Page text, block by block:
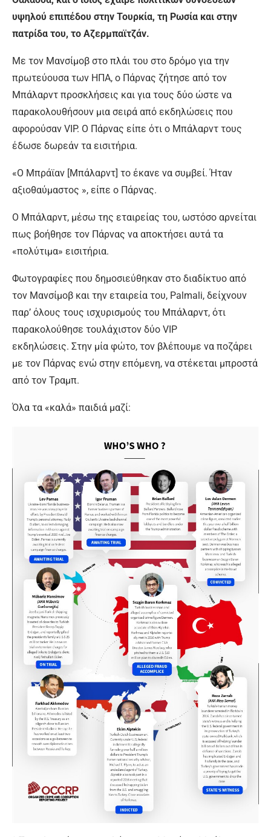
υψηλού επιπέδου στην Τουρκία, τη Ρωσία και στην
πατρίδα του, το Αζερμπαϊτζάν.
Με τον Μανσίμοβ στο πλάι του στο δρόμο για την
πρωτεύουσα των ΗΠΑ, ο Πάρνας ζήτησε από τον
Μπάλαρντ προσκλήσεις και για τους δύο ώστε να
παρακολουθήσουν μια σειρά από εκδηλώσεις που
αφορούσαν VIP. Ο Πάρνας είπε ότι ο Μπάλαρντ τους
έδωσε δωρεάν τα εισιτήρια.
«Ο Μπράϊαν [Μπάλαρντ] το έκανε να συμβεί. Ήταν
αξιοθαύμαστος », είπε ο Πάρνας.
Ο Μπάλαρντ, μέσω της εταιρείας του, ωστόσο αρνείται
πως βοήθησε τον Πάρνας να αποκτήσει αυτά τα
«πολύτιμα» εισιτήρια.
Φωτογραφίες που δημοσιεύθηκαν στο διαδίκτυο από
τον Μανσίμοβ και την εταιρεία του, Palmali, δείχνουν
παρ’ όλους τους ισχυρισμούς του Μπάλαρντ, ότι
παρακολούθησε τουλάχιστον δύο VIP
εκδηλώσεις. Στην μία φώτο, τον βλέπουμε να ποζάρει
με τον Πάρνας ενώ στην επόμενη, να στέκεται μπροστά
από τον Τραμπ.
Όλα τα «καλά» παιδιά μαζί: